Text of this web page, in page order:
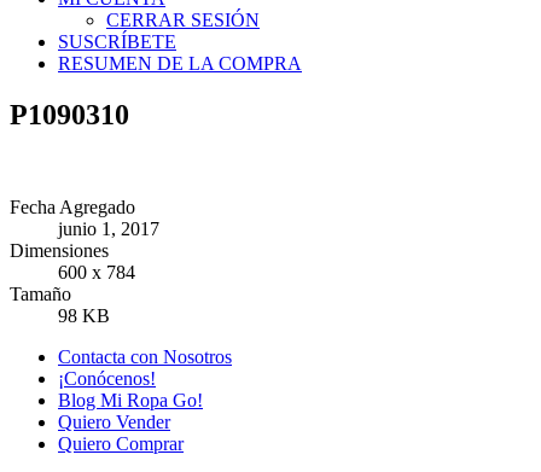
CERRAR SESIÓN
SUSCRÍBETE
RESUMEN DE LA COMPRA
P1090310
Fecha Agregado
junio 1, 2017
Dimensiones
600 x 784
Tamaño
98 KB
Contacta con Nosotros
¡Conócenos!
Blog Mi Ropa Go!
Quiero Vender
Quiero Comprar